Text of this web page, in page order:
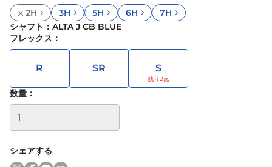
2H
3H 5H 6H
7H
シャフト ： ALTA J CB BLUE
フレックス ：
R SR S
数量：
シェアする